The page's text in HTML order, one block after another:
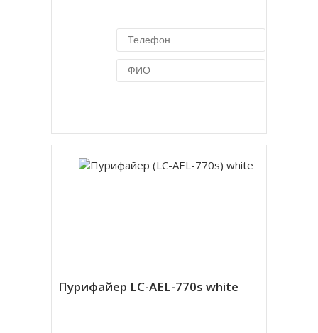
Пурифайер LC-AEL-770s white